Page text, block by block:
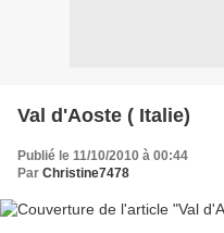
Val d'Aoste ( Italie)
Publié le 11/10/2010 à 00:44
Par Christine7478